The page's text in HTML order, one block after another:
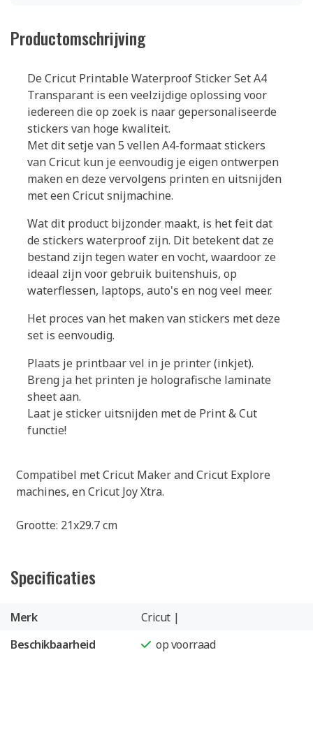
Productomschrijving
De Cricut Printable Waterproof Sticker Set A4
Transparant is een veelzijdige oplossing voor
iedereen die op zoek is naar gepersonaliseerde
stickers van hoge kwaliteit.
Met dit setje van 5 vellen A4-formaat stickers
van Cricut kun je eenvoudig je eigen ontwerpen
maken en deze vervolgens printen en uitsnijden
met een Cricut snijmachine.
Wat dit product bijzonder maakt, is het feit dat
de stickers waterproof zijn. Dit betekent dat ze
bestand zijn tegen water en vocht, waardoor ze
ideaal zijn voor gebruik buitenshuis, op
waterflessen, laptops, auto's en nog veel meer.
Het proces van het maken van stickers met deze
set is eenvoudig.
Plaats je printbaar vel in je printer (inkjet).
Breng ja het printen je holografische laminate
sheet aan.
Laat je sticker uitsnijden met de Print & Cut
functie!
Compatibel met Cricut Maker and Cricut Explore
machines, en Cricut Joy Xtra.
Grootte: 21x29.7 cm
Specificaties
Merk
Cricut |
Beschikbaarheid
op voorraad